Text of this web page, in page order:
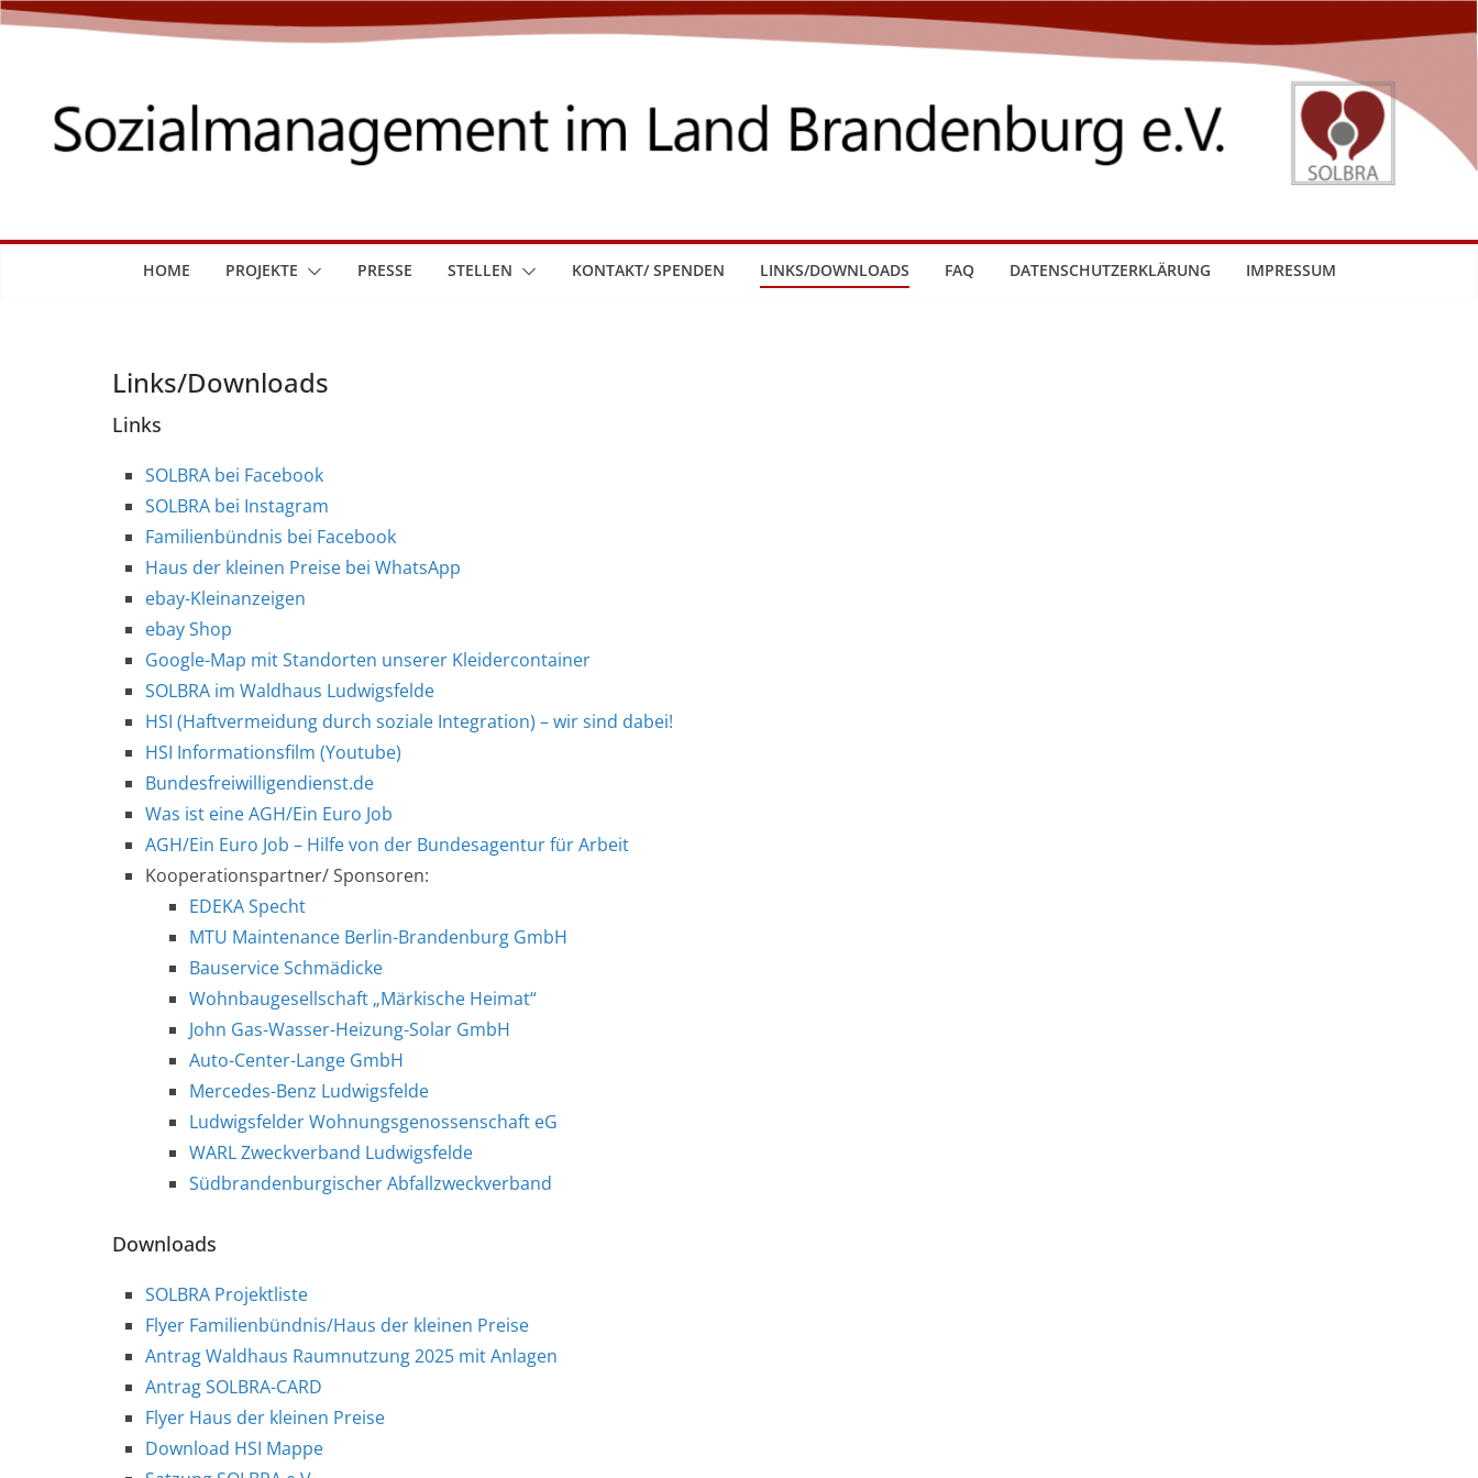
Zum
HOME PROJEKTE PRESSE STELLEN KONTAKT/ SPENDEN LINKS/DOWNLOADS FAQ DATENSCHUTZERKLÄRUNG IMPRESSUM
Links/Downloads
Links
SOLBRA bei Facebook
SOLBRA bei Instagram
Familienbündnis bei Facebook
Haus der kleinen Preise bei WhatsApp
ebay-Kleinanzeigen
ebay Shop
Google-Map mit Standorten unserer Kleidercontainer
SOLBRA im Waldhaus Ludwigsfelde
HSI (Haftvermeidung durch soziale Integration) – wir sind dabei!
HSI Informationsfilm (Youtube)
Bundesfreiwilligendienst.de
Was ist eine AGH/Ein Euro Job
AGH/Ein Euro Job – Hilfe von der Bundesagentur für Arbeit
Kooperationspartner/ Sponsoren:
EDEKA Specht
MTU Maintenance Berlin-Brandenburg GmbH
Bauservice Schmädicke
Wohnbaugesellschaft „Märkische Heimat“
John Gas-Wasser-Heizung-Solar GmbH
Auto-Center-Lange GmbH
Mercedes-Benz Ludwigsfelde
Ludwigsfelder Wohnungsgenossenschaft eG
WARL Zweckverband Ludwigsfelde
Südbrandenburgischer Abfallzweckverband
Downloads
SOLBRA Projektliste
Flyer Familienbündnis/Haus der kleinen Preise
Antrag Waldhaus Raumnutzung 2025 mit Anlagen
Antrag SOLBRA-CARD
Flyer Haus der kleinen Preise
Download HSI Mappe